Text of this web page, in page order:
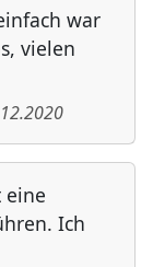
war
vielen
eine
Ich